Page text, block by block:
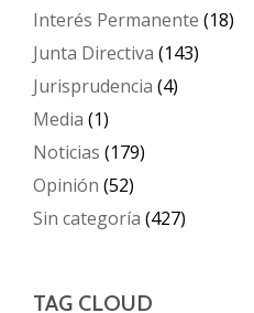
Interés Permanente (18)
Junta Directiva (143)
Jurisprudencia (4)
Media (1)
Noticias (179)
Opinión (52)
Sin categoría (427)
TAG CLOUD